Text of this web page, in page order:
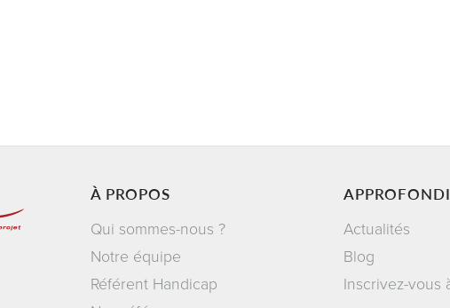
À PROPOS
Qui sommes-nous ?
Notre équipe
Référent Handicap
Actualités
Blog
Inscrivez-vous